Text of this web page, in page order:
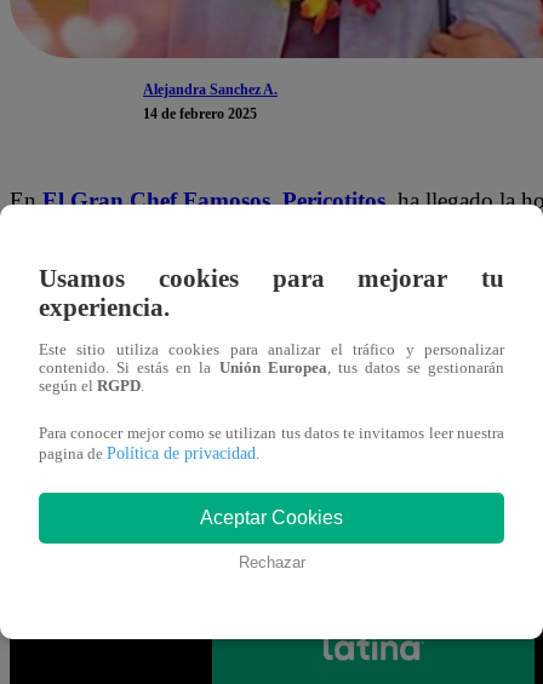
Alejandra Sanchez A.
14 de febrero 2025
En El Gran Chef Famosos,Pericotitos, ha llegado la
respuesta y da
clicen ella para participar. Recuerda que
Mira AQUÍ el nuevo episodio de “El
EN VIVO vía señal de Latina
Usamos cookies para mejorar tu
experiencia.
Este sitio utiliza cookies para analizar el tráfico y personalizar
contenido. Si estás en la Unión Europea, tus datos se gestionarán
según el RGPD.
Para conocer mejor como se utilizan tus datos te invitamos leer nuestra
pagina de Política de privacidad.
Aceptar Cookies
Rechazar